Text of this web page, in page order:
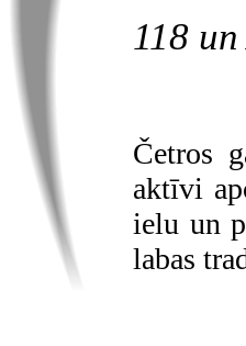
118
Četros
aktīvi
ielu un
labas